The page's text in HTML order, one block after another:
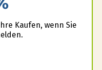
Kaufen, wenn Sie